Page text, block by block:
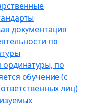
документация
по
по
обучение (с
лиц)